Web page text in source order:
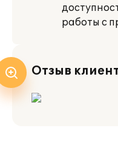
работы с
Отзыв